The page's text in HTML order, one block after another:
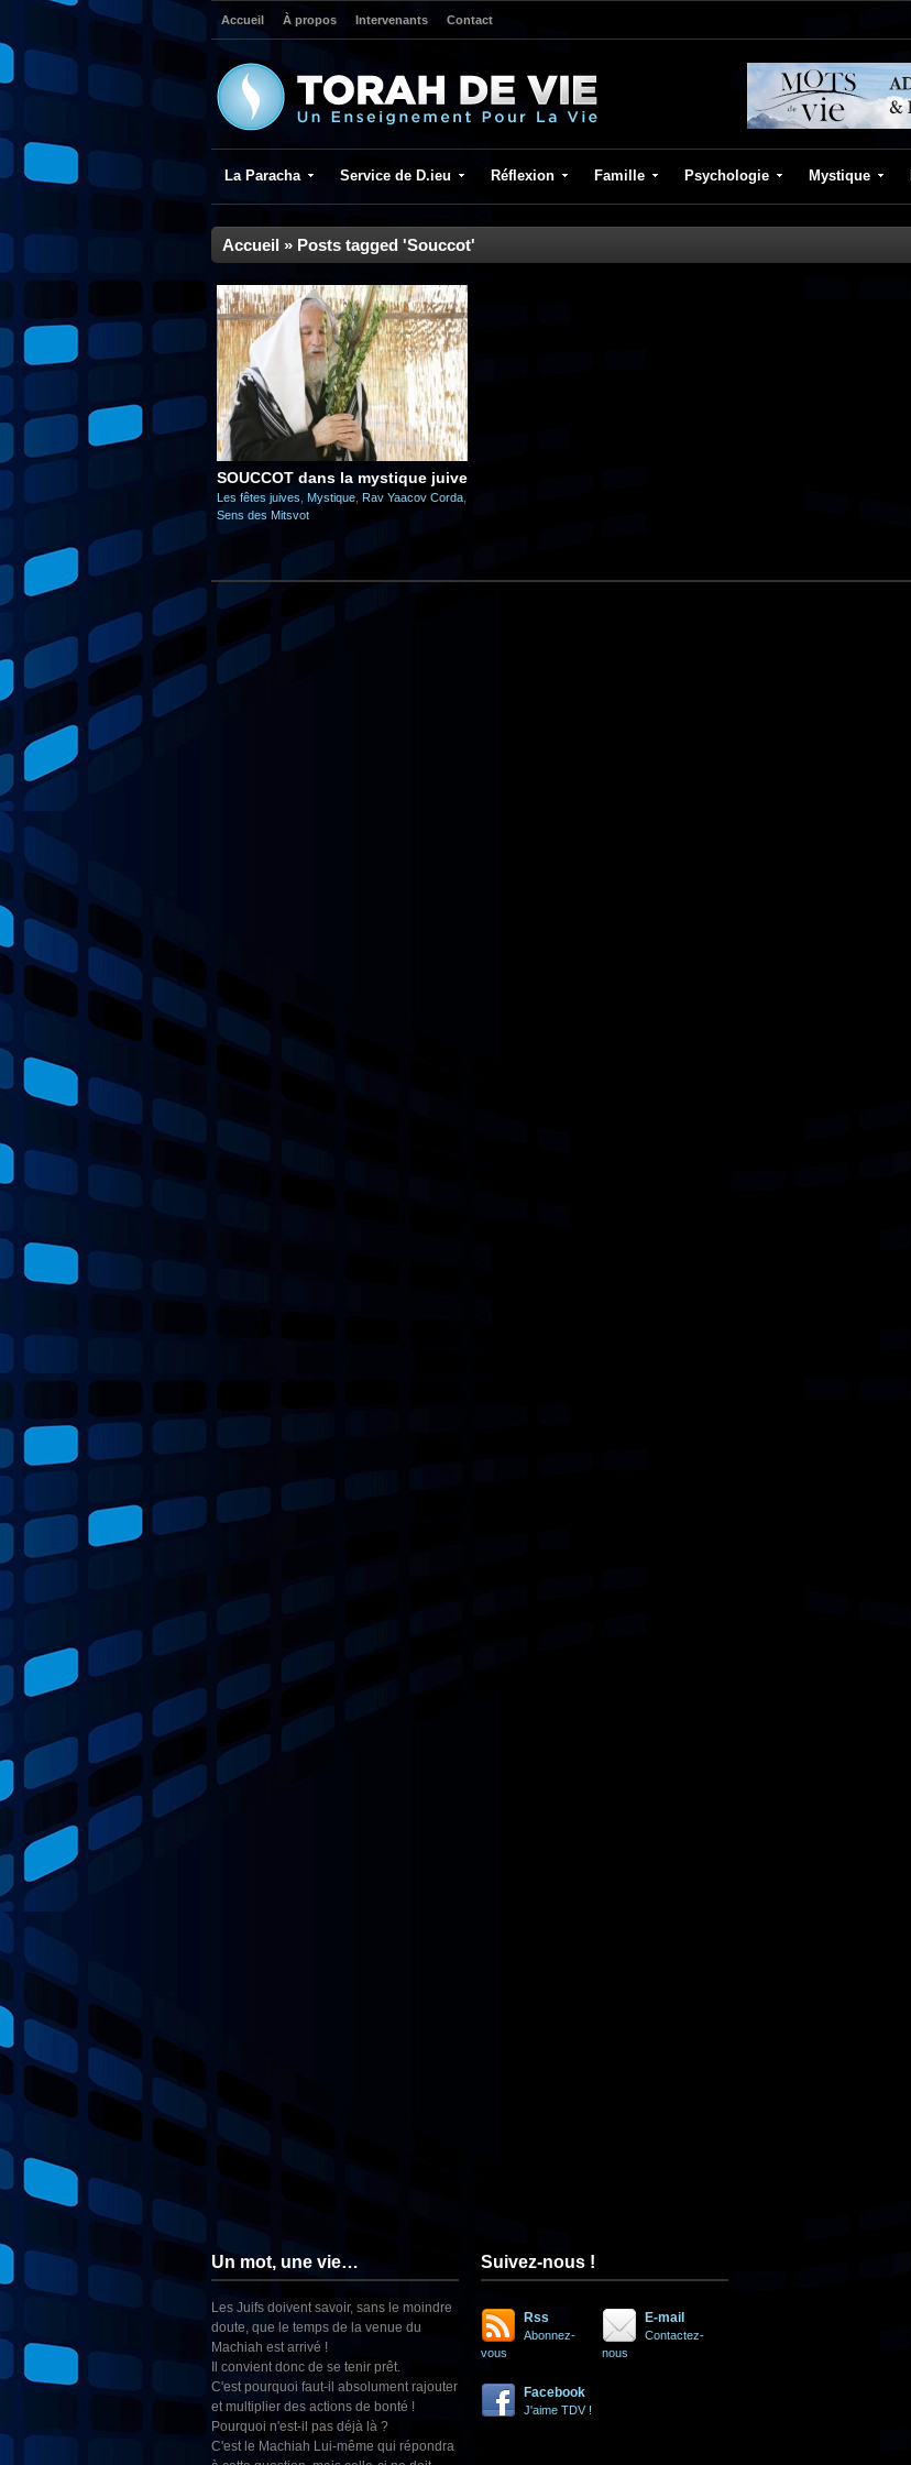
Accueil À propos Intervenants Contact
La Paracha Service de D.ieu Réflexion Famille Psychologie Mystique
Accueil » Posts tagged 'Souccot'
SOUCCOT dans la mystique juive
Les fêtes juives Mystique Rav Yaacov Corda
Sens des Mitsvot
Un mot, une vie…
Les Juifs doivent savoir, sans le moindre
doute, que le temps de la venue du
Machiah est arrivé !
Il convient donc de se tenir prêt.
C'est pourquoi faut-il absolument rajouter
et multiplier des actions de bonté !
Pourquoi n'est-il pas déjà là ?
C'est le Machiah Lui-même qui répondra
Suivez-nous !
Rss
Abonnez-
vous
E-mail
Contactez-
nous
Facebook
J'aime TDV !